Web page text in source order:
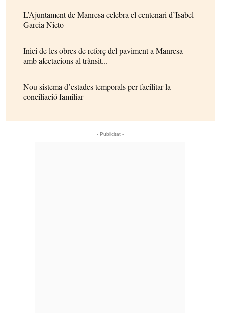
L’Ajuntament de Manresa celebra el centenari d’Isabel
Garcia Nieto
Inici de les obres de reforç del paviment a Manresa
amb afectacions al trànsit...
Nou sistema d’estades temporals per facilitar la
conciliació familiar
- Publicitat -